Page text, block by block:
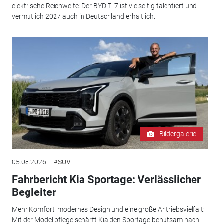
elektrische Reichweite: Der BYD Ti 7 ist vielseitig talentiert und
vermutlich 2027 auch in Deutschland erhältlich.
Bildergalerie
05.08.2026 #SUV
Fahrbericht Kia Sportage: Verlässlicher
Begleiter
Mehr Komfort, modernes Design und eine große Antriebsvielfalt:
Mit der Modellpflege schärft Kia den Sportage behutsam nach.